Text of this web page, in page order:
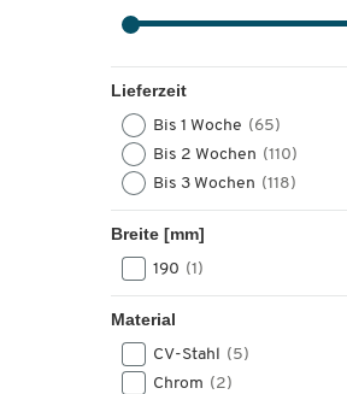
Lieferzeit
Bis 1 Woche (65)
Bis 2 Wochen (110)
Bis 3 Wochen (118)
Breite [mm]
190 (1)
Material
CV-Stahl (5)
Chrom (2)